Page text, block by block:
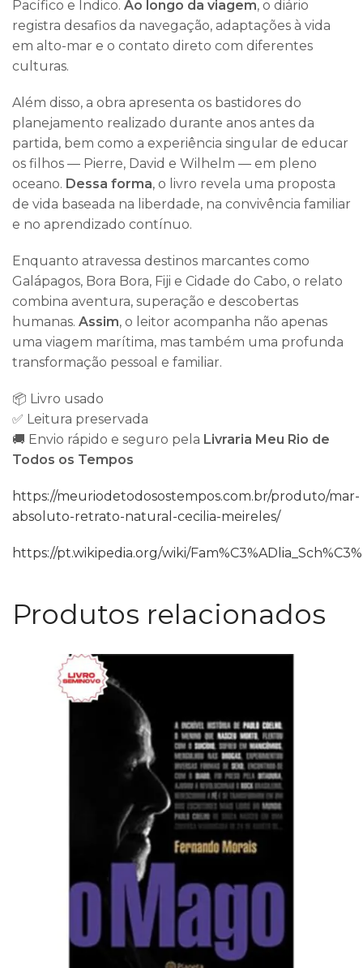
Pacífico e Índico. Ao longo da viagem, o diário
registra desafios da navegação, adaptações à vida
em alto-mar e o contato direto com diferentes
culturas.
Além disso, a obra apresenta os bastidores do
planejamento realizado durante anos antes da
partida, bem como a experiência singular de educar
os filhos — Pierre, David e Wilhelm — em pleno
oceano. Dessa forma, o livro revela uma proposta
de vida baseada na liberdade, na convivência familiar
e no aprendizado contínuo.
Enquanto atravessa destinos marcantes como
Galápagos, Bora Bora, Fiji e Cidade do Cabo, o relato
combina aventura, superação e descobertas
humanas. Assim, o leitor acompanha não apenas
uma viagem marítima, mas também uma profunda
transformação pessoal e familiar.
📦 Livro usado
✅ Leitura preservada
🚚 Envio rápido e seguro pela Livraria Meu Rio de
Todos os Tempos
https://meuriodetodosostempos.com.br/produto/mar-
absoluto-retrato-natural-cecilia-meireles/
https://pt.wikipedia.org/wiki/
Produtos relacionados